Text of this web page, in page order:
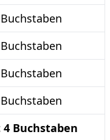
Buchstaben